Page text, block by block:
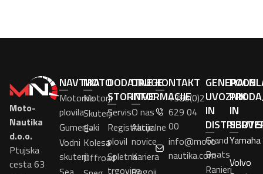
Moto-
Nautika
d.o.o.
Ptujska
cesta 63
NAVTIKA
Motorna
plovila
Gumenjaki
Vodni
skuterji
MOTO
Motorji
Skuterji
E-
Kolesa
Offroad
DODATNE
STORITVE
Servis
Registracije
plovil
Spletna
trgovina
DRUGE
INFORMACIJE
O nas
Aktualne
novice
Kariera
KONTAKT
+386(0)2
629 04
00
info@moto-
nautika.com
GENERALNI
UVOZNIK
IN
Grand
Boats
Ranieri
IN
Yamaha
Volvo